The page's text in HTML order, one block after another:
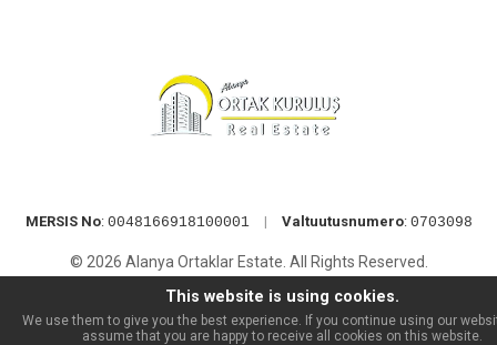
MERSIS No: 0048166918100001 | Valtuutusnumero: 0703098
© 2026 Alanya Ortaklar Estate. All Rights Reserved.
This website is using cookies.
We use them to give you the best experience. If you continue using our
assume that you are happy to receive all cookies on this website.